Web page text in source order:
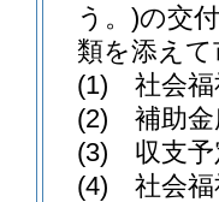
う。)の交
類を添え
(1)
社会
(2)
補助
(3)
収支
(4)
社会